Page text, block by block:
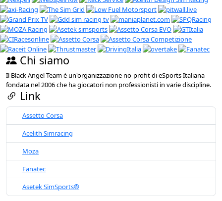
Chi siamo
Il Black Angel Team è un'organizzazione no-profit di eSports Italiana
fondata nel 2006 che ha giocatori non professionisti in varie discipline.
Link
Assetto Corsa
Acelith Simracing
Moza
Fanatec
Asetek SimSports®